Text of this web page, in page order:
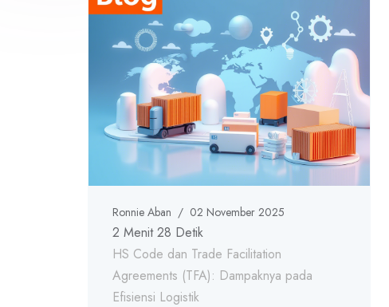
Ronnie Aban / 02 November 2025
2 Menit 28 Detik
HS Code dan Trade Facilitation
Agreements (TFA): Dampaknya pada
Efisiensi Logistik